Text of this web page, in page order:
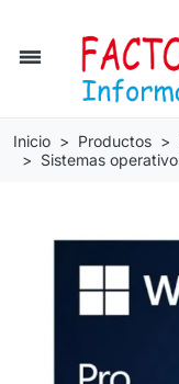
dehaze
Inicio Productos
Sistemas